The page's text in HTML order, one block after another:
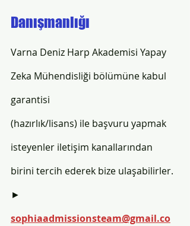
Danışmanlığı
Varna Deniz Harp Akademisi Yapay
Zeka Mühendisliği bölümüne kabul
garantisi
(hazırlık/lisans) ile başvuru yapmak
isteyenler iletişim kanallarından
birini tercih ederek bize ulaşabilirler.
►
sophiaadmissionsteam@gmail.co